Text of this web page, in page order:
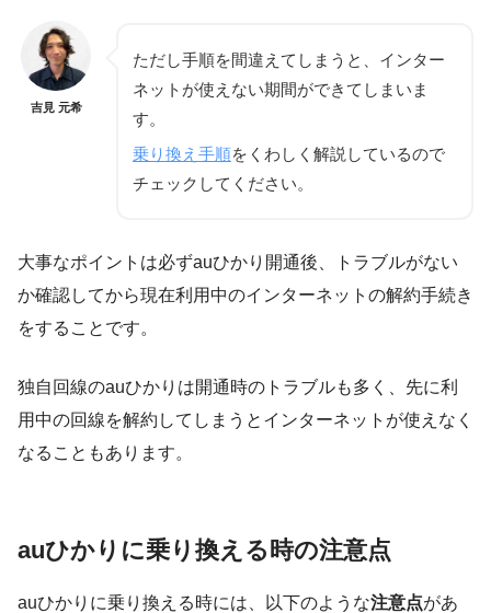
吉見 元希
ただし手順を間違えてしまうと、インター
ネットが使えない期間ができてしまいま
す。
乗り換え手順をくわしく解説しているので
チェックしてください。
大事なポイントは必ずauひかり開通後、トラブルがない
か確認してから現在利用中のインターネットの解約手続き
をすることです。
独自回線のauひかりは開通時のトラブルも多く、先に利
用中の回線を解約してしまうとインターネットが使えなく
なることもあります。
auひかりに乗り換える時の注意点
auひかりに乗り換える時には、以下のような注意点があ